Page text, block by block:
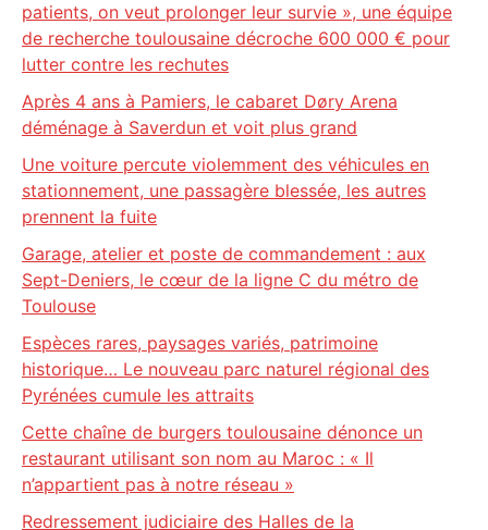
patients, on veut prolonger leur survie », une équipe
de recherche toulousaine décroche 600 000 € pour
lutter contre les rechutes
Après 4 ans à Pamiers, le cabaret Døry Arena
déménage à Saverdun et voit plus grand
Une voiture percute violemment des véhicules en
stationnement, une passagère blessée, les autres
prennent la fuite
Garage, atelier et poste de commandement : aux
Sept-Deniers, le cœur de la ligne C du métro de
Toulouse
Espèces rares, paysages variés, patrimoine
historique… Le nouveau parc naturel régional des
Pyrénées cumule les attraits
Cette chaîne de burgers toulousaine dénonce un
restaurant utilisant son nom au Maroc : « Il
n’appartient pas à notre réseau »
Redressement judiciaire des Halles de la